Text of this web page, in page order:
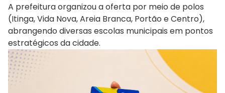
A prefeitura organizou a oferta por meio de polos
(Itinga, Vida Nova, Areia Branca, Portão e Centro),
abrangendo diversas escolas municipais em pontos
estratégicos da cidade.